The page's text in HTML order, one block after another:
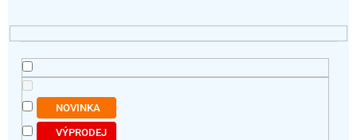
u
k
NOVINKA
VÝPRODEJ